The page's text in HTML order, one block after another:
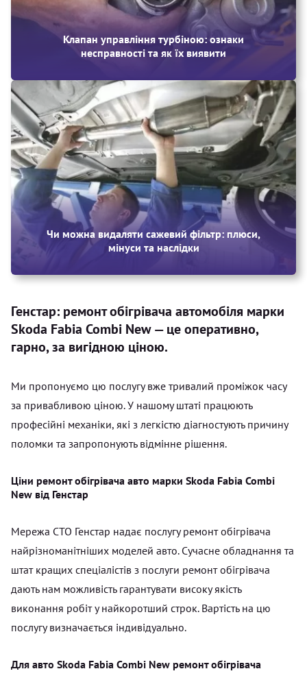
Клапан управління турбіною: ознаки
несправності та як їх виявити
Чи можна видаляти сажевий фільтр: плюси,
мінуси та наслідки
Генстар: ремонт обігрівача автомобіля марки
Skoda Fabia Combi New — це оперативно,
гарно, за вигідною ціною.
Ми пропонуємо цю послугу вже тривалий проміжок часу
за привабливою ціною. У нашому штаті працюють
професійні механіки, які з легкістю діагностують причину
поломки та запропонують відмінне рішення.
Ціни ремонт обігрівача авто марки Skoda Fabia Combi
New від Генстар
Мережа СТО Генстар надає послугу ремонт обігрівача
найрізноманітніших моделей авто. Сучасне обладнання та
штат кращих спеціалістів з послуги ремонт обігрівача
дають нам можливість гарантувати високу якість
виконання робіт у найкоротший строк. Вартість на цю
послугу визначається індивідуально.
Для авто Skoda Fabia Combi New ремонт обігрівача